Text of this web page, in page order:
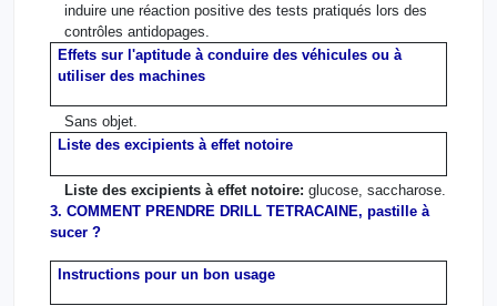
induire une réaction positive des tests pratiqués lors des
contrôles antidopages.
Effets sur l'aptitude à conduire des véhicules ou à
utiliser des machines
Sans objet.
Liste des excipients à effet notoire
Liste des excipients à effet notoire: glucose, saccharose.
3. COMMENT PRENDRE DRILL TETRACAINE, pastille à
sucer ?
Instructions pour un bon usage